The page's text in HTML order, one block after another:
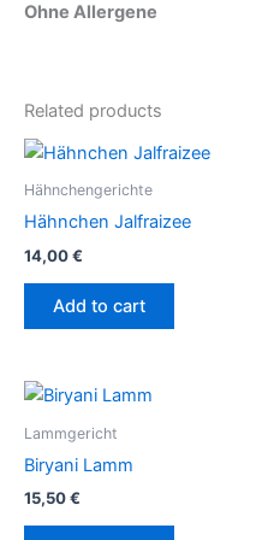
Ohne Allergene
Related products
Hähnchengerichte
Hähnchen Jalfraizee
14,00€
Add to cart
Lammgericht
Biryani Lamm
15,50€